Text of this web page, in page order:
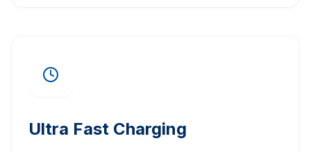
Ultra Fast Charging